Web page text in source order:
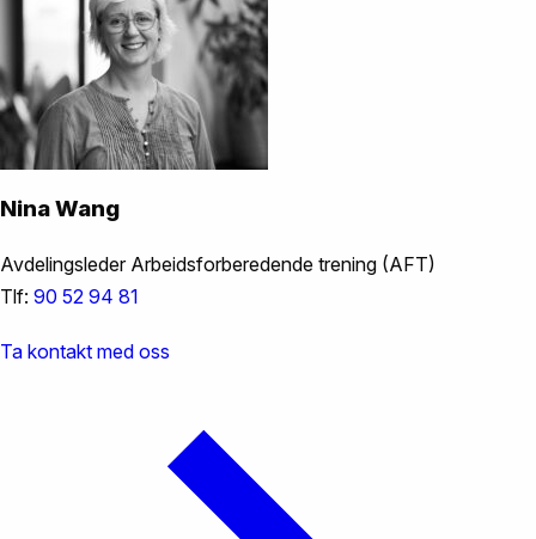
Nina Wang
Avdelingsleder Arbeidsforberedende trening (AFT)
Tlf: 90 52 94 81
Ta kontakt med oss